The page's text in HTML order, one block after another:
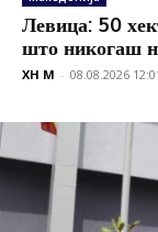
Левица: 50
што никогаш
XH M - 08.08.2026